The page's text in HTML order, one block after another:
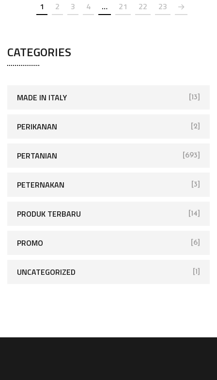
1 2 3 4 … 21 22 23
CATEGORIES
MADE IN ITALY [13]
PERIKANAN [2]
PERTANIAN [693]
PETERNAKAN [3]
PRODUK TERBARU [14]
PROMO [6]
UNCATEGORIZED [1]